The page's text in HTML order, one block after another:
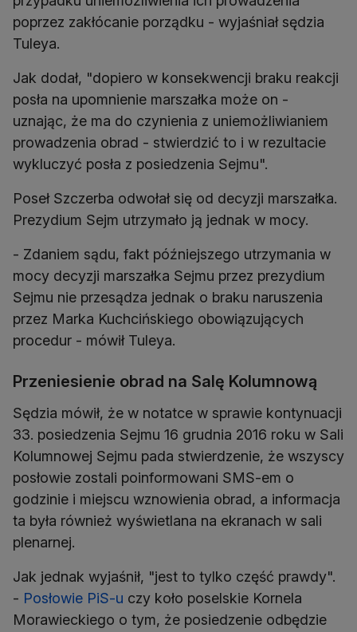
poprzez zakłócanie porządku - wyjaśniał sędzia
Tuleya.
Jak dodał, "dopiero w konsekwencji braku reakcji
posła na upomnienie marszałka może on -
uznając, że ma do czynienia z uniemożliwianiem
prowadzenia obrad - stwierdzić to i w rezultacie
wykluczyć posła z posiedzenia Sejmu".
Poseł Szczerba odwołał się od decyzji marszałka.
Prezydium Sejm utrzymało ją jednak w mocy.
- Zdaniem sądu, fakt późniejszego utrzymania w
mocy decyzji marszałka Sejmu przez prezydium
Sejmu nie przesądza jednak o braku naruszenia
przez Marka Kuchcińskiego obowiązujących
procedur - mówił Tuleya.
Przeniesienie obrad na Salę Kolumnową
Sędzia mówił, że w notatce w sprawie kontynuacji
33. posiedzenia Sejmu 16 grudnia 2016 roku w Sali
Kolumnowej Sejmu pada stwierdzenie, że wszyscy
posłowie zostali poinformowani SMS-em o
godzinie i miejscu wznowienia obrad, a informacja
ta była również wyświetlana na ekranach w sali
plenarnej.
Jak jednak wyjaśnił, "jest to tylko część prawdy".
- Posłowie PiS-u czy koło poselskie Kornela
Morawieckiego o tym, że posiedzenie odbędzie